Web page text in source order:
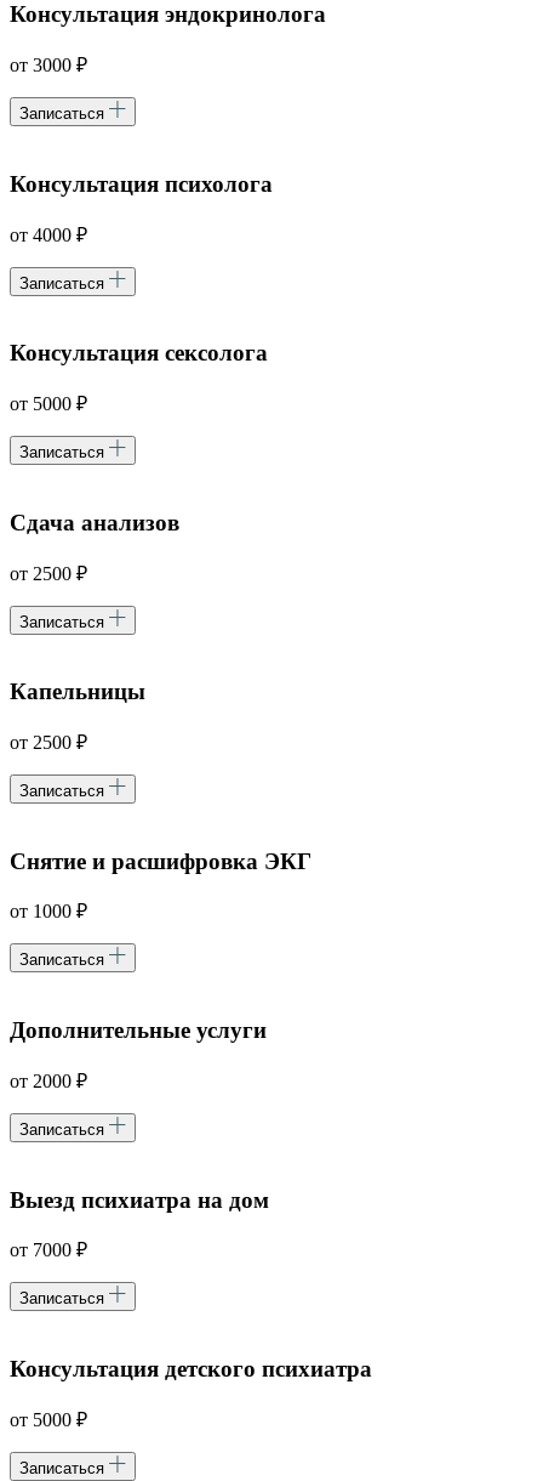
Консультация эндокринолога
от 3000 ₽
Записаться
Консультация психолога
от 4000 ₽
Записаться
Консультация сексолога
от 5000 ₽
Записаться
Сдача анализов
от 2500 ₽
Записаться
Капельницы
от 2500 ₽
Записаться
Снятие и расшифровка ЭКГ
от 1000 ₽
Записаться
Дополнительные услуги
от 2000 ₽
Записаться
Выезд психиатра на дом
от 7000 ₽
Записаться
Консультация детского психиатра
от 5000 ₽
Записаться